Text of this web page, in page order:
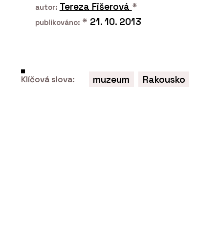
autor: Tereza Fišerová *
publikováno: * 21. 10. 2013
Klíčová slova: muzeum Rakousko